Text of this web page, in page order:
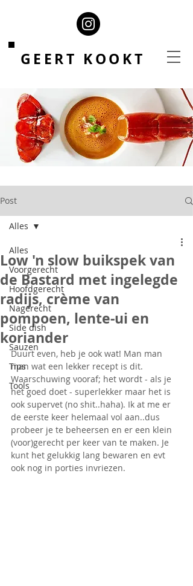
GEERT KOOKT
Post
Alles
Voorgerecht
Hoofdgerecht
Nagerecht
Side dish
Sauzen
Tips
Tools
Alles
Low 'n slow buikspek van
de Bastard met ingelegde
radijs, crème van
pompoen, lente-ui en
koriander
Duurt even, heb je ook wat! Man man
man wat een lekker recept is dit.
Waarschuwing vooraf; het wordt - als je
het goed doet - superlekker maar het is
ook supervet (no shit..haha). Ik at me er
de eerste keer helemaal vol aan..dus
probeer je te beheersen en er een klein
(voor)gerecht per keer van te maken. Je
kunt het gelukkig lang bewaren en evt
ook nog in porties invriezen.